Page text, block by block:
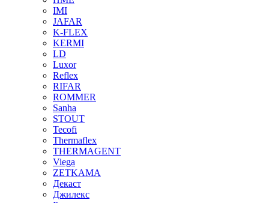
IMI
JAFAR
K-FLEX
KERMI
LD
Luxor
Reflex
RIFAR
ROMMER
Sanha
STOUT
Tecofi
Thermaflex
THERMAGENT
Viega
ZETKAMA
Декаст
Джилекс